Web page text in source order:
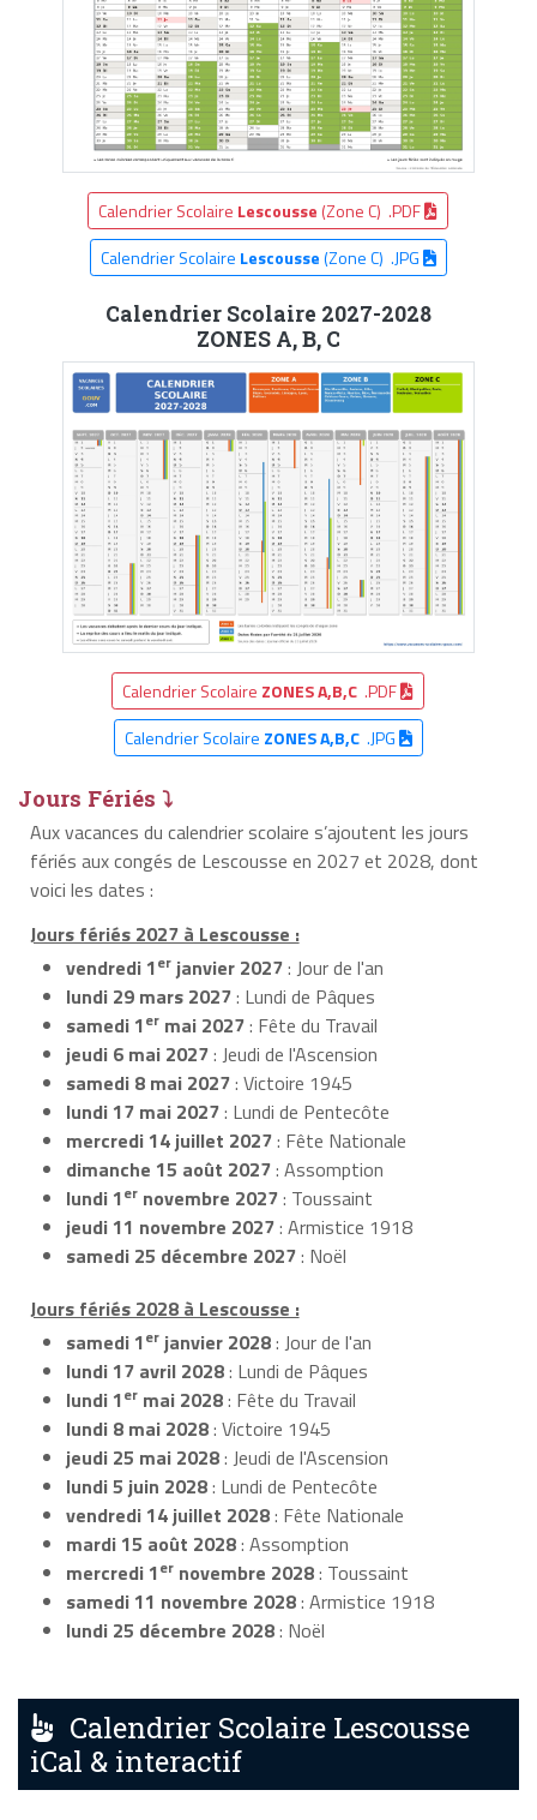
Calendrier Scolaire Lescousse (Zone C) .PDF
Calendrier Scolaire Lescousse(Zone C) .JPG
Calendrier Scolaire 2027-2028
ZONES A, B, C
Calendrier Scolaire ZONES A,B,C .PDF
Calendrier Scolaire ZONES A,B,C.JPG
Jours Fériés ⤵
Aux vacances du calendrier scolaire s’ajoutent les jours
fériés aux congés de Lescousse en 2027 et 2028, dont
voici les dates :
Jours fériés 2027 à Lescousse :
vendredi 1er janvier 2027: Jour de l'an
lundi 29 mars 2027: Lundi de Pâques
samedi 1er mai 2027: Fête du Travail
jeudi 6 mai 2027: Jeudi de l'Ascension
samedi 8 mai 2027: Victoire 1945
lundi 17 mai 2027: Lundi de Pentecôte
mercredi 14 juillet 2027: Fête Nationale
dimanche 15 août 2027: Assomption
lundi 1er novembre 2027: Toussaint
jeudi 11 novembre 2027: Armistice 1918
samedi 25 décembre 2027: Noël
Jours fériés 2028 à Lescousse :
samedi 1er janvier 2028: Jour de l'an
lundi 17 avril 2028: Lundi de Pâques
lundi 1er mai 2028: Fête du Travail
lundi 8 mai 2028: Victoire 1945
jeudi 25 mai 2028: Jeudi de l'Ascension
lundi 5 juin 2028: Lundi de Pentecôte
vendredi 14 juillet 2028: Fête Nationale
mardi 15 août 2028: Assomption
mercredi 1er novembre 2028: Toussaint
samedi 11 novembre 2028: Armistice 1918
lundi 25 décembre 2028: Noël
Calendrier Scolaire Lescousse
iCal & interactif